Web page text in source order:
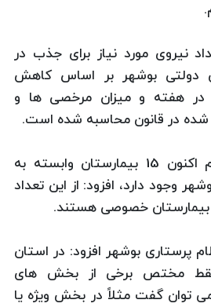
نیروی مورد نیاز برای جذب در
دولتی بوشهر بر اساس کاهش
کار در هفته و میزان مرخصی ها و
شده در قانون محاسبه شده است.
پوپ با بیان اینکه هم اکنون 15 بیمارستان وابسته به
وجود دارد، افزود: از این تعداد
پرستاری بوشهر افزود: در استان
فقط مختص برخی از بخش های
توان گفت مثلاً در بخش ویژه یا